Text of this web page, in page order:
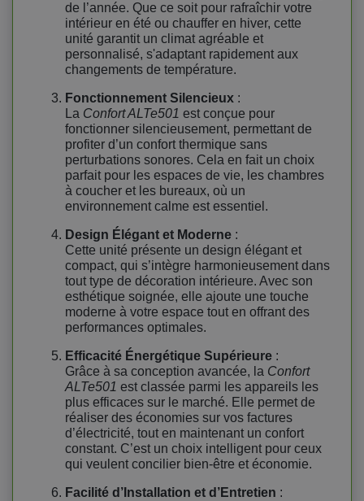
de l’année. Que ce soit pour rafraîchir votre
intérieur en été ou chauffer en hiver, cette
unité garantit un climat agréable et
personnalisé, s'adaptant rapidement aux
changements de température.
Fonctionnement Silencieux :
La Confort ALTe501 est conçue pour
fonctionner silencieusement, permettant de
profiter d’un confort thermique sans
perturbations sonores. Cela en fait un choix
parfait pour les espaces de vie, les chambres
à coucher et les bureaux, où un
environnement calme est essentiel.
Design Élégant et Moderne :
Cette unité présente un design élégant et
compact, qui s’intègre harmonieusement dans
tout type de décoration intérieure. Avec son
esthétique soignée, elle ajoute une touche
moderne à votre espace tout en offrant des
performances optimales.
Efficacité Énergétique Supérieure :
Grâce à sa conception avancée, la Confort
ALTe501 est classée parmi les appareils les
plus efficaces sur le marché. Elle permet de
réaliser des économies sur vos factures
d’électricité, tout en maintenant un confort
constant. C’est un choix intelligent pour ceux
qui veulent concilier bien-être et économie.
Facilité d’Installation et d’Entretien :